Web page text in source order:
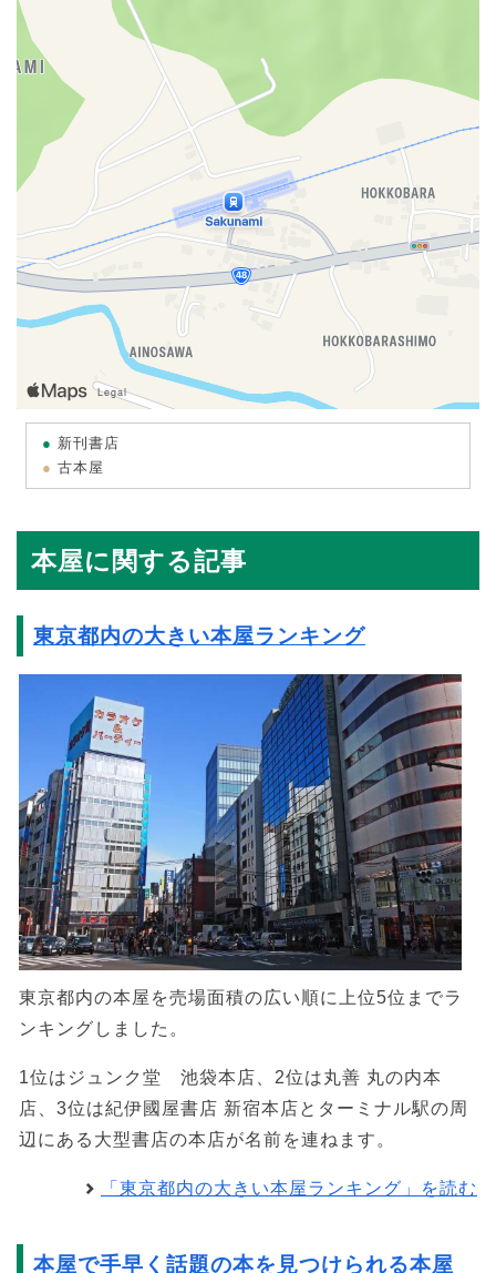
新刊書店
古本屋
本屋に関する記事
東京都内の大きい本屋ランキング
東京都内の本屋を売場面積の広い順に上位5位までラ
ンキングしました。
1位はジュンク堂 池袋本店、2位は丸善 丸の内本
店、3位は紀伊國屋書店 新宿本店とターミナル駅の周
辺にある大型書店の本店が名前を連ねます。
「東京都内の大きい本屋ランキング」を読む
本屋で手早く話題の本を見つけられる本屋